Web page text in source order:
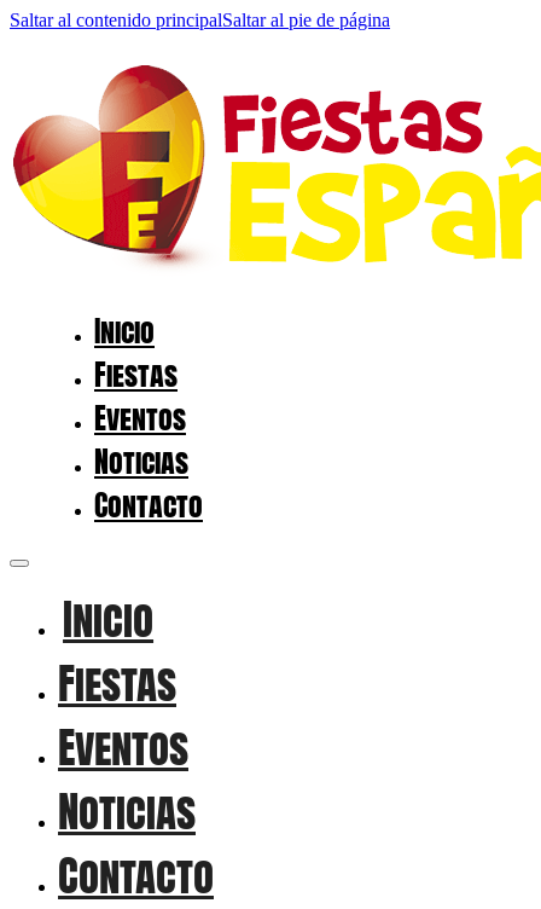
Saltar al contenido principalSaltar al pie de página
Inicio
Fiestas
Eventos
Noticias
Contacto
Inicio
Fiestas
Eventos
Noticias
Contacto